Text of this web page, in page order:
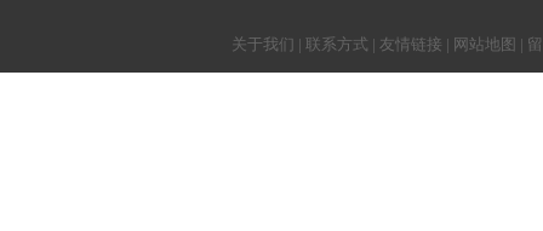
关于我们 | 联系方式 | 友情链接 | 网站地图 |